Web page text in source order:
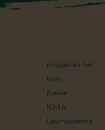
Knollenfenchel
Kohl
Kresse
Kürbis
Lauchzwiebeln